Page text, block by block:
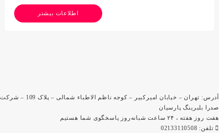
اطلاعات بیشتر
آدرس: تهران – خیابان امیرکبیر – کوجه ناظم الاطباء شمالی – پلاک 109 – شرکت
صدرا بلبرینگ پارسیان
هفت روز هفته ، ۲۴ ساعت شبانه‌روز پاسخگوی شما هستیم
تلفن: 02133110508